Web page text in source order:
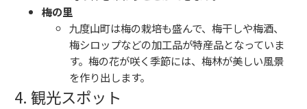
梅の里
九度山町は梅の栽培も盛んで、梅干しや梅酒、
梅シロップなどの加工品が特産品となっていま
す。梅の花が咲く季節には、梅林が美しい風景
を作り出します。
4. 観光スポット